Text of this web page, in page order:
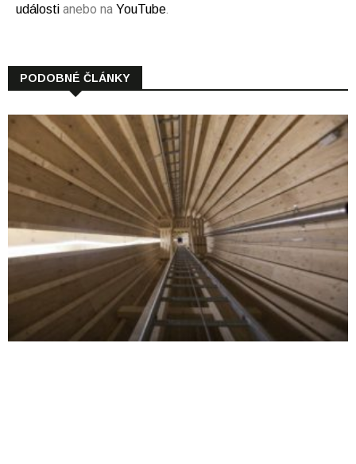
události anebo na YouTube.
PODOBNÉ ČLÁNKY